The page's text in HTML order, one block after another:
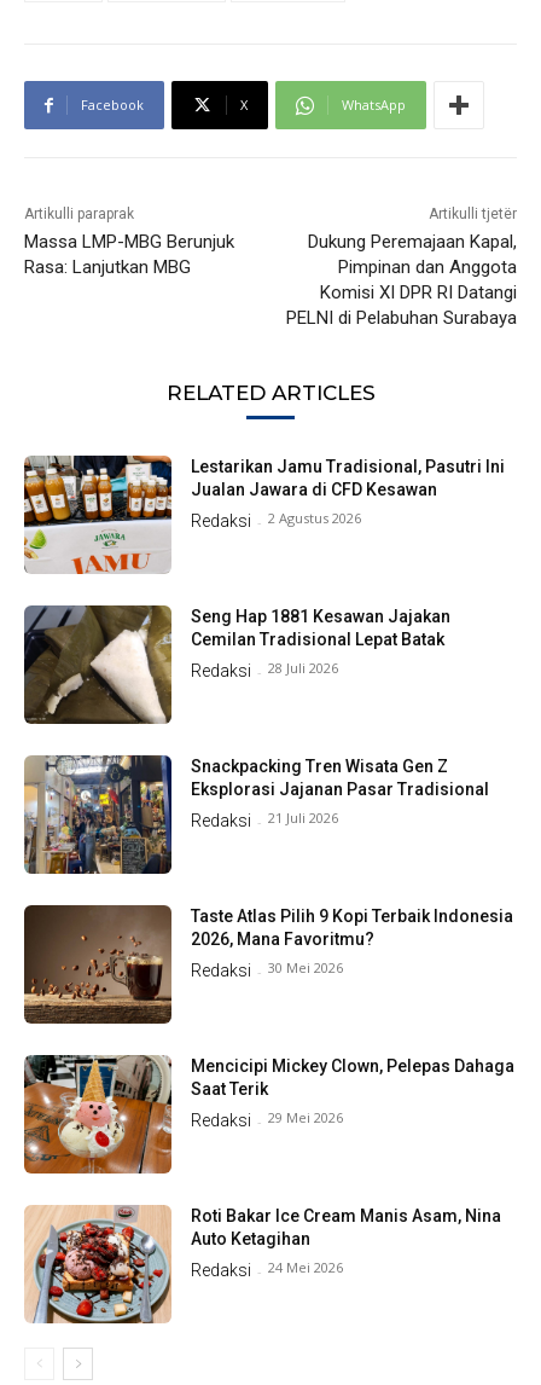
Facebook X WhatsApp
Artikulli paraprak
Massa LMP-MBG Berunjuk
Rasa: Lanjutkan MBG
Artikulli tjetër
Dukung Peremajaan Kapal,
Pimpinan dan Anggota
Komisi XI DPR RI Datangi
PELNI di Pelabuhan Surabaya
RELATED ARTICLES
Lestarikan Jamu Tradisional, Pasutri Ini
Jualan Jawara di CFD Kesawan
Redaksi - 2 Agustus 2026
Seng Hap 1881 Kesawan Jajakan
Cemilan Tradisional Lepat Batak
Redaksi - 28 Juli 2026
Snackpacking Tren Wisata Gen Z
Eksplorasi Jajanan Pasar Tradisional
Redaksi - 21 Juli 2026
Taste Atlas Pilih 9 Kopi Terbaik Indonesia
2026, Mana Favoritmu?
Redaksi - 30 Mei 2026
Mencicipi Mickey Clown, Pelepas Dahaga
Saat Terik
Redaksi - 29 Mei 2026
Roti Bakar Ice Cream Manis Asam, Nina
Auto Ketagihan
Redaksi - 24 Mei 2026